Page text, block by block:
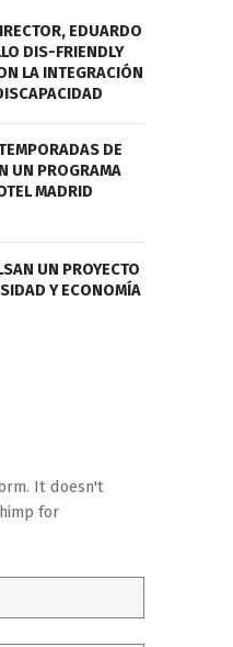
EDUARDO
DIS-FRIENDLY
LA INTEGRACIÓN
DE
UN PROGRAMA
MADRID
UN PROYECTO
Y ECONOMÍA
It doesn't
for